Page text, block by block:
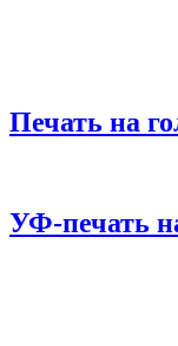
Печать на
УФ-печать